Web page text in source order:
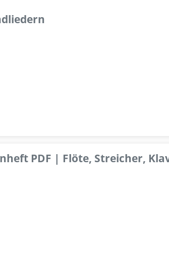
PDF | Flöte, Streicher,